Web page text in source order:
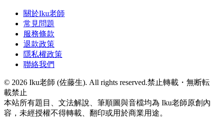
關於Iku老師
常見問題
服務條款
退款政策
隱私權政策
聯絡我們
© 2026 Iku老師 (佐藤生). All rights reserved.禁止轉載・無断転
載禁止
本站所有題目、文法解說、筆順圖與音檔均為 Iku老師原創內
容，未經授權不得轉載、翻印或用於商業用途。